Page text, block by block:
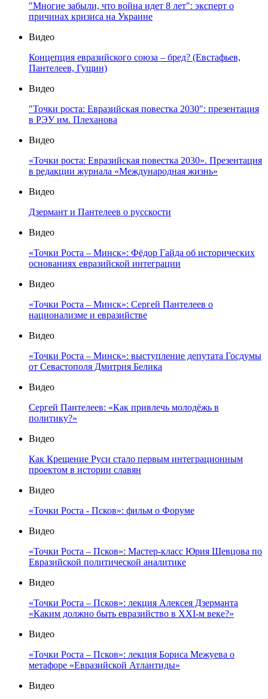
"Многие забыли, что война идет 8 лет": эксперт о
причинах кризиса на Украине
Видео
Концепция евразийского союза – бред? (Евстафьев,
Пантелеев, Гущин)
Видео
"Точки роста: Евразийская повестка 2030": презентация
в РЭУ им. Плеханова
Видео
«Точки роста: Евразийская повестка 2030». Презентация
в редакции журнала «Международная жизнь»
Видео
Дзермант и Пантелеев о русскости
Видео
«Точки Роста – Минск»: Фёдор Гайда об исторических
основаниях евразийской интеграции
Видео
«Точки Роста – Минск»: Сергей Пантелеев о
национализме и евразийстве
Видео
«Точки Роста – Минск»: выступление депутата Госдумы
от Севастополя Дмитрия Белика
Видео
Сергей Пантелеев: «Как привлечь молодёжь в
политику?»
Видео
Как Крещение Руси стало первым интеграционным
проектом в истории славян
Видео
«Точки Роста - Псков»: фильм о Форуме
Видео
«Точки Роста – Псков»: Мастер-класс Юрия Шевцова по
Евразийской политической аналитике
Видео
«Точки Роста – Псков»: лекция Алексея Дзерманта
«Каким должно быть евразийство в XXI-м веке?»
Видео
«Точки Роста – Псков»: лекция Бориса Межуева о
метафоре «Евразийской Атлантиды»
Видео